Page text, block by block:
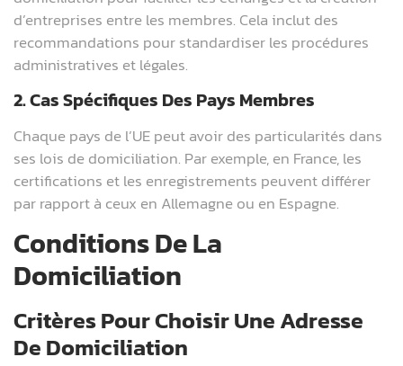
d’entreprises entre les membres. Cela inclut des
recommandations pour standardiser les procédures
administratives et légales.
2. Cas Spécifiques Des Pays Membres
Chaque pays de l’UE peut avoir des particularités dans
ses lois de domiciliation. Par exemple, en France, les
certifications et les enregistrements peuvent différer
par rapport à ceux en Allemagne ou en Espagne.
Conditions De La
Domiciliation
Critères Pour Choisir Une Adresse
De Domiciliation